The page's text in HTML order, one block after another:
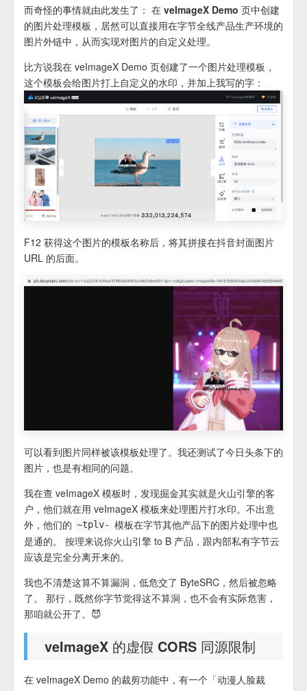
而奇怪的事情就由此发生了： 在 veImageX Demo 页中创建
的图片处理模板，居然可以直接用在字节全线产品生产环境的
图片外链中，从而实现对图片的自定义处理。
比方说我在 veImageX Demo 页创建了一个图片处理模板，
这个模板会给图片打上自定义的水印，并加上我写的字：
F12 获得这个图片的模板名称后，将其拼接在抖音封面图片
URL 的后面。
可以看到图片同样被该模板处理了。我还测试了今日头条下的
图片，也是有相同的问题。
我在查 veImageX 模板时，发现掘金其实就是火山引擎的客
户，他们就在用 veImageX 模板来处理图片打水印。不出意
外，他们的 ~tplv- 模板在字节其他产品下的图片处理中也
是通的。 按理来说你火山引擎 to B 产品，跟内部私有字节云
应该是完全分离开来的。
我也不清楚这算不算漏洞，低危交了 ByteSRC，然后被忽略
了。 那行，既然你字节觉得这不算洞，也不会有实际危害，
那咱就公开了。😈
veImageX 的虚假 CORS 同源限制
在 veImageX Demo 的裁剪功能中，有一个「动漫人脸裁